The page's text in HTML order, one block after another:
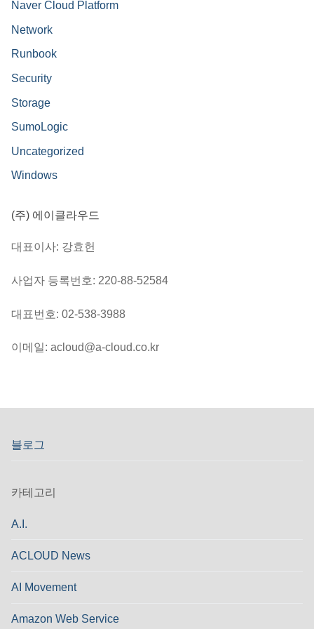
Naver Cloud Platform
Network
Runbook
Security
Storage
SumoLogic
Uncategorized
Windows
(주) 에이클라우드
대표이사: 강효헌
사업자 등록번호: 220-88-52584
대표번호: 02-538-3988
이메일: acloud@a-cloud.co.kr
블로그
카테고리
A.I.
ACLOUD News
AI Movement
Amazon Web Service